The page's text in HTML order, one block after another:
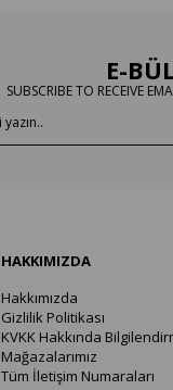
E-
SUBSCRIBE TO RECEIVE
HAKKIMIZDA
Hakkımızda
Gizlilik Politikası
KVKK Hakkında
Mağazalarımız
Tüm İletişim Numaraları